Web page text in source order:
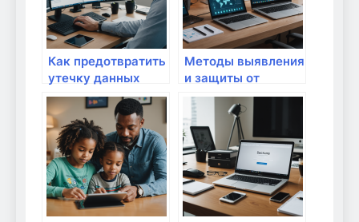
Как предотвратить
утечку данных
через
несогласованные
устройства:
практические
советы и решения
Методы выявления
и защиты от
ботнетов в
домашней сети:
современные
подходы и
практические
советы